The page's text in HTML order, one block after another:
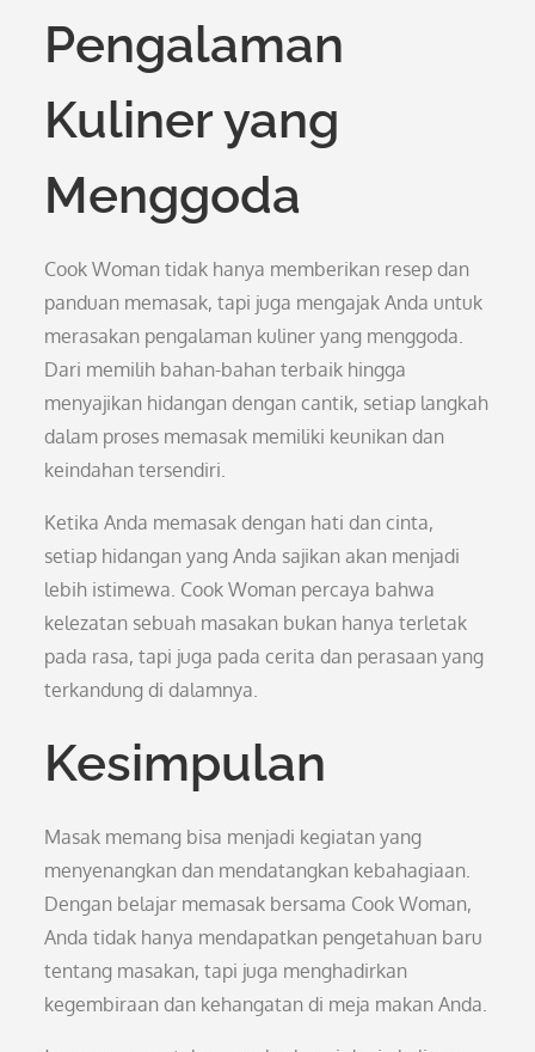
Pengalaman
Kuliner yang
Menggoda
Cook Woman tidak hanya memberikan resep dan
panduan memasak, tapi juga mengajak Anda untuk
merasakan pengalaman kuliner yang menggoda.
Dari memilih bahan-bahan terbaik hingga
menyajikan hidangan dengan cantik, setiap langkah
dalam proses memasak memiliki keunikan dan
keindahan tersendiri.
Ketika Anda memasak dengan hati dan cinta,
setiap hidangan yang Anda sajikan akan menjadi
lebih istimewa. Cook Woman percaya bahwa
kelezatan sebuah masakan bukan hanya terletak
pada rasa, tapi juga pada cerita dan perasaan yang
terkandung di dalamnya.
Kesimpulan
Masak memang bisa menjadi kegiatan yang
menyenangkan dan mendatangkan kebahagiaan.
Dengan belajar memasak bersama Cook Woman,
Anda tidak hanya mendapatkan pengetahuan baru
tentang masakan, tapi juga menghadirkan
kegembiraan dan kehangatan di meja makan Anda.